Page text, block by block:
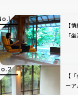
【
「
【
ー